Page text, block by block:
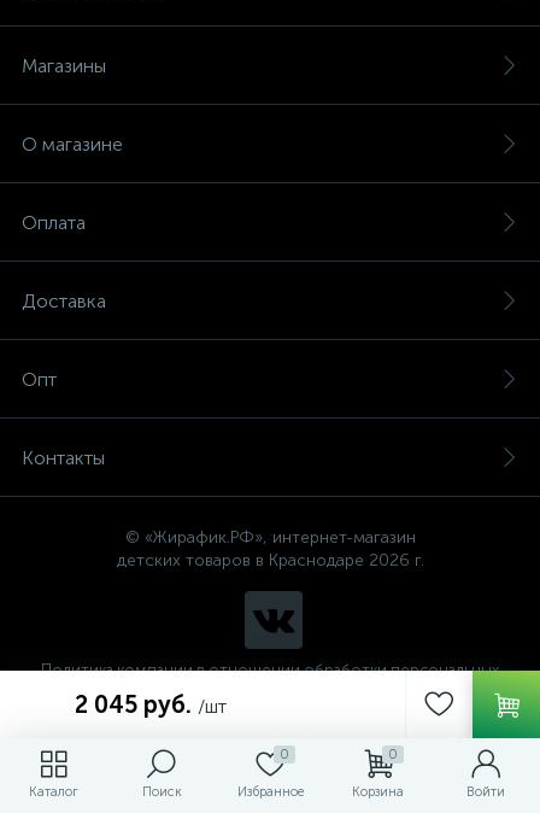
Каталог Поиск
0
Избранное
0
Корзина Войти
2 045 руб. /шт
Магазины
О магазине
Оплата
Доставка
Опт
Контакты
© «Жирафик.РФ», интернет-магазин
детских товаров в Краснодаре 2026 г.
Политика компании в отношении обработки персональных